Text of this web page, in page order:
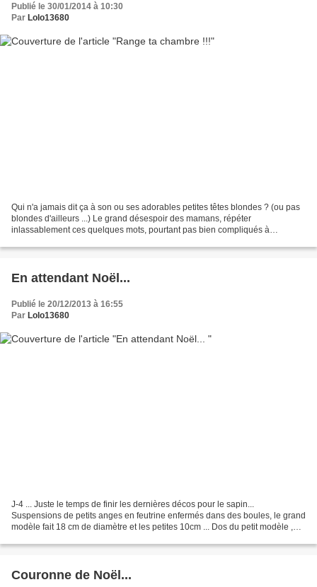
Publié le 30/01/2014 à 10:30
Par Lolo13680
Qui n'a jamais dit ça à son ou ses adorables petites têtes blondes ? (ou pas
blondes d'ailleurs ...) Le grand désespoir des mamans, répéter
inlassablement ces quelques mots, pourtant pas bien compliqués à
En attendant Noël...
Publié le 20/12/2013 à 16:55
Par Lolo13680
J-4 ... Juste le temps de finir les dernières décos pour le sapin...
Suspensions de petits anges en feutrine enfermés dans des boules, le grand
modèle fait 18 cm de diamètre et les petites 10cm ... Dos du petit modèle ,
Couronne de Noël...